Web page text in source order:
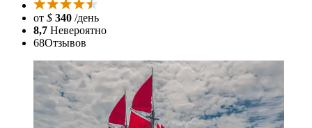
от $ 340 /день
8,7 Невероятно
68Отзывов